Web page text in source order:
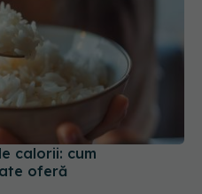
calorii: cum
oferă